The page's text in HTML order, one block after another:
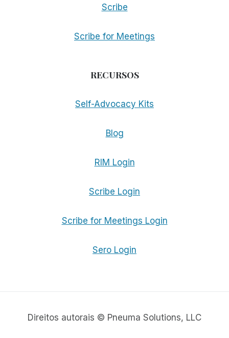
Scribe
Scribe for Meetings
RECURSOS
Self-Advocacy Kits
Blog
RIM Login
Scribe Login
Scribe for Meetings Login
Sero Login
Direitos autorais © Pneuma Solutions, LLC